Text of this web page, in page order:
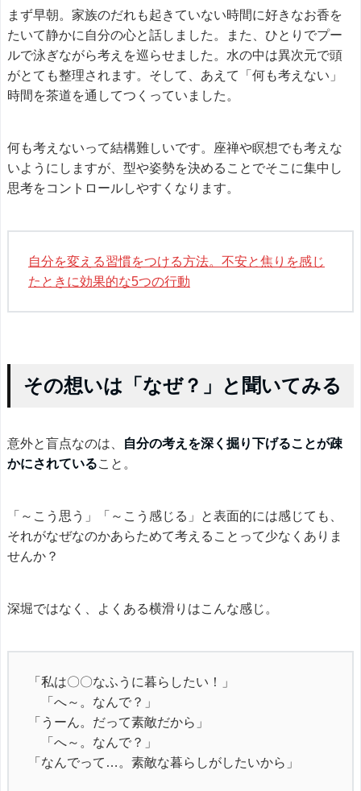
まず早朝。家族のだれも起きていない時間に好きなお香を
たいて静かに自分の心と話しました。また、ひとりでプー
ルで泳ぎながら考えを巡らせました。水の中は異次元で頭
がとても整理されます。そして、あえて「何も考えない」
時間を茶道を通してつくっていました。
何も考えないって結構難しいです。座禅や瞑想でも考えな
いようにしますが、型や姿勢を決めることでそこに集中し
思考をコントロールしやすくなります。
自分を変える習慣をつける方法。不安と焦りを感じ
たときに効果的な5つの行動
その想いは「なぜ？」と聞いてみる
意外と盲点なのは、
自分の考えを深く掘り下げることが疎
かにされていること。
「～こう思う」「～こう感じる」と表面的には感じても、
それがなぜなのかあらためて考えることって少なくありま
せんか？
深堀ではなく、よくある横滑りはこんな感じ。
「私は〇〇なふうに暮らしたい！」
「へ～。なんで？」
「うーん。だって素敵だから」
「へ～。なんで？」
「なんでって…。素敵な暮らしがしたいから」